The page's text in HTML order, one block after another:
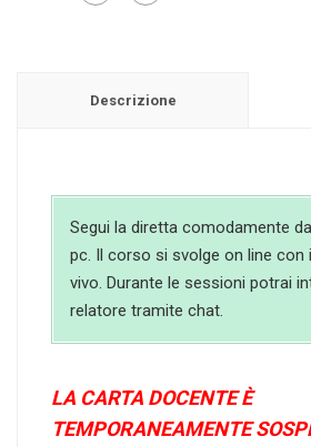
Descrizione
Segui la diretta comodamente
pc. Il corso si svolge on line con
vivo. Durante le sessioni potrai
relatore tramite chat.
LA CARTA DOCENTE È
TEMPORANEAMENTE